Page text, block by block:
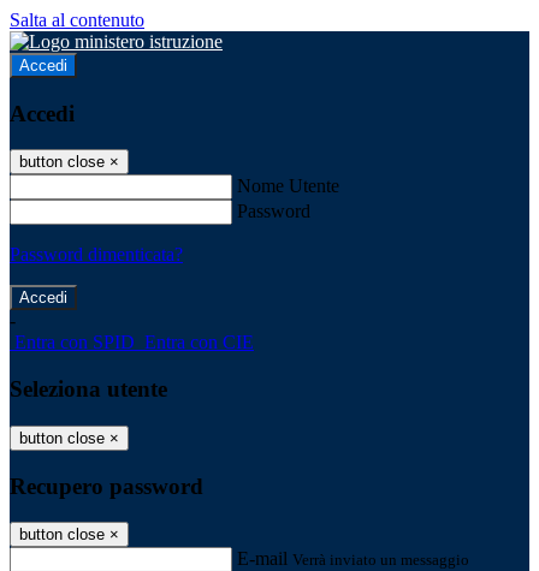
Salta al contenuto
Accedi
Accedi
button close ×
Nome Utente
Password
Password dimenticata?
-
Entra con SPID Entra con CIE
Seleziona utente
button close ×
Recupero password
button close ×
E-mail Verrà inviato un messaggio